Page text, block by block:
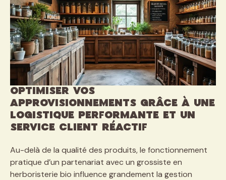
Optimiser vos
approvisionnements grâce à une
logistique performante et un
service client réactif
Au-delà de la qualité des produits, le fonctionnement
pratique d’un partenariat avec un grossiste en
herboristerie bio influence grandement la gestion